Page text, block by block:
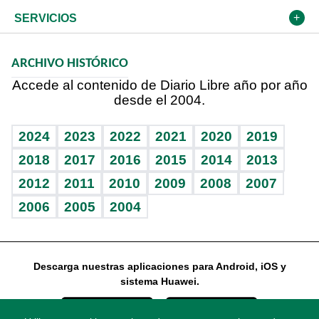
Resto del mundo
Economía personal
Podcast Arte Libre
Vida y familia
Eñe
Celebrando la vida
Sin complejos
En pocas palabras
Escuchando al corazón
Economía Personal
Más deportes
BRV
TBT Deportivo
Frente al Statu Quo
Ágora
Cambio climático
Opinión
Hecho en casa
Guía del dinero
SERVICIOS
Cumpleaños
Horóscopos
ARCHIVO HISTÓRICO
Accede al contenido de Diario Libre año por año
desde el 2004.
2024 2023 2022 2021 2020
2019
2018
2017 2016 2015 2014
2013
2012
2011 2010 2009 2008
2007
2006
2005 2004
Descarga nuestras aplicaciones para Android, iOS y
sistema Huawei.